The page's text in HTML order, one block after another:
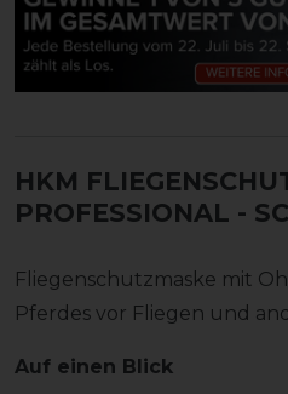
HKM
PROFESSIONAL -
Fliegenschutzmaske mit
Pferdes vor Fliegen und
Auf einen Blick